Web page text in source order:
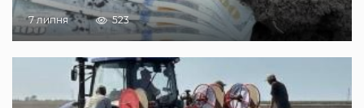
7 липня 523